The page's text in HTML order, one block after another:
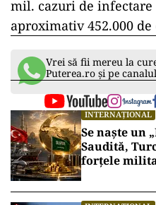
Dacă regulile sanitare
potrivit unei statistici,
până în vară, peste
muri, ceea ce ar urca
la aproximativ 600.000.
Până în prezent, în